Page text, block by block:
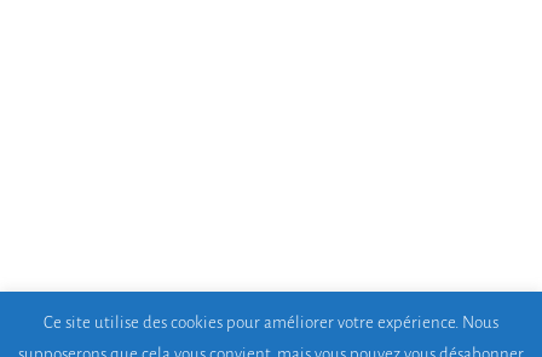
Ce site utilise des cookies pour améliorer votre expérience. Nous